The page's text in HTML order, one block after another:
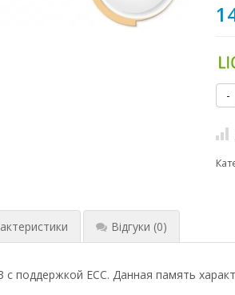
-
Відгуки (0)
поддержкой ECC. Данная память